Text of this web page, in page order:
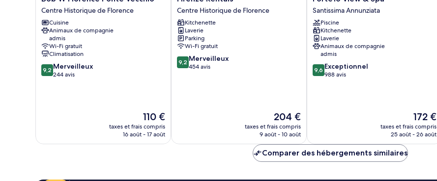
W
Florence
Ponte
Vecchio
Centre
Historique
de
Florence
Centre Historique de Florence
Cuisine
Animaux de compagnie
admis
Wi-Fi gratuit
Climatisation
9.2
sur
9,2 Merveilleux
244 avis
Le
nouveau
prix
110 €
taxes et frais compris
16 août - 17 août
Rentals
Centre
Historique
de
Florence
Centre Historique de Florence
Kitchenette
Laverie
Parking
Wi-Fi gratuit
9.2
sur
9,2 Merveilleux
454 avis
Le
nouveau
prix
de
204 €
204 €
taxes et frais compris
9 août - 10 août
View
&
Spa
Santissima
Annunziata
Santissima Annunziata
Piscine
Kitchenette
Laverie
Animaux de compagnie
admis
9.6
sur
9,6 Exceptionnel
988 avis
Le
nouveau
prix
172 €
taxes et frais compris
25 août - 26 août
Comparer des hébergements similaires